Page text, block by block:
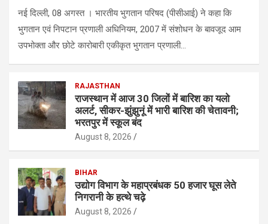
नई दिल्ली, 08 अगस्त । भारतीय भुगतान परिषद (पीसीआई) ने कहा कि
भुगतान एवं निपटान प्रणाली अधिनियम, 2007 में संशोधन के बावजूद आम
उपभोक्ता और छोटे कारोबारी एकीकृत भुगतान प्रणाली…
RAJASTHAN
राजस्थान में आज 30 जिलों में बारिश का यलो
अलर्ट, सीकर-झुंझुनूं में भारी बारिश की चेतावनी;
भरतपुर में स्कूल बंद
August 8, 2026
BIHAR
उद्योग विभाग के महाप्रबंधक 50 हजार घूस लेते
निगरानी के हत्थे चढ़े
August 8, 2026